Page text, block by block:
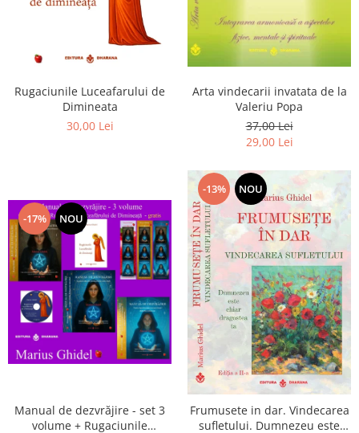
Rugaciunile Luceafarului de
Dimineata
30,00 Lei
Arta vindecarii invatata de la
Valeriu Popa
37,00 Lei
29,00 Lei
-17% NOU
Manual de dezvrăjire - set 3
volume + Rugaciunile
-13% NOU
Frumusete in dar. Vindecarea
sufletului. Dumnezeu este